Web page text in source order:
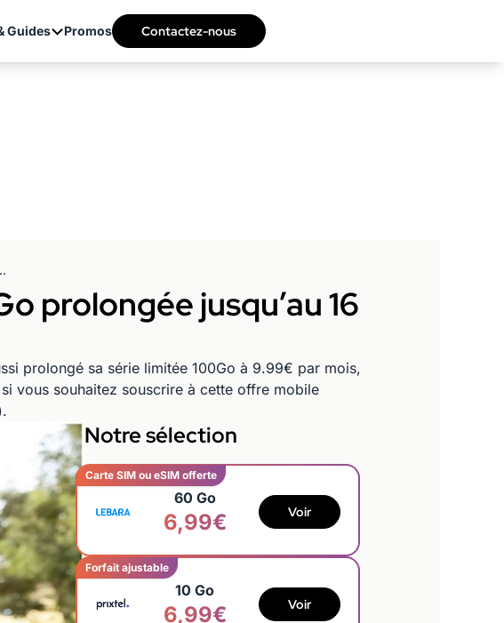
Guides Promos Contactez-nous
jusqu’au 16 juillet inclus !
prolongée jusqu’au 16
prolongé sa série limitée 100Go à 9.99€ par mois,
vous souhaitez souscrire à cette offre mobile
Notre sélection
Carte SIM ou eSIM offerte
60 Go
6,99€ Voir
Forfait ajustable
10 Go
6,99€ Voir